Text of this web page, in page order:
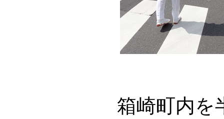
箱崎町内を